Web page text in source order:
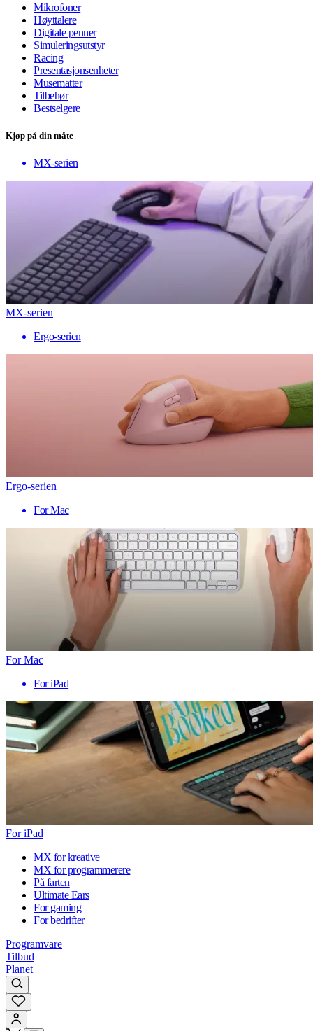
Mikrofoner
Høyttalere
Digitale penner
Simuleringsutstyr
Racing
Presentasjonsenheter
Musematter
Tilbehør
Bestselgere
Kjøp på din måte
MX-serien
MX-serien
Ergo-serien
Ergo-serien
For Mac
For Mac
For iPad
For iPad
MX for kreative
MX for programmerere
På farten
Ultimate Ears
For gaming
For bedrifter
Programvare
Tilbud
Planet